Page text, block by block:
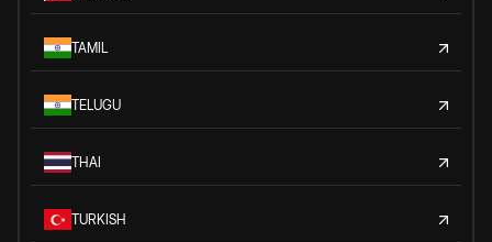
TAMIL
TELUGU
THAI
TURKISH